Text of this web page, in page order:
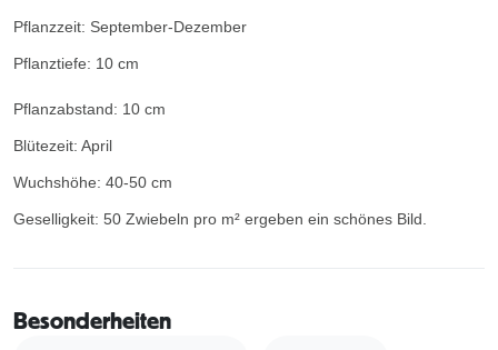
Pflanzzeit: September-Dezember
Pflanztiefe: 10 cm
Pflanzabstand: 10 cm
Blütezeit: April
Wuchshöhe: 40-50 cm
Geselligkeit: 50 Zwiebeln pro m² ergeben ein schönes Bild.
Besonderheiten